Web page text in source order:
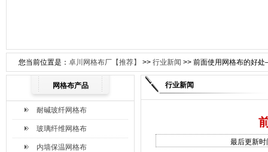
您当前位置是： 卓川网格布厂【推荐】 >> 行业新闻 >> 前面使用网格布的好
网格布产品
耐碱玻纤网格布
玻璃纤维网格布
内墙保温网格布
行业新闻
最后更新